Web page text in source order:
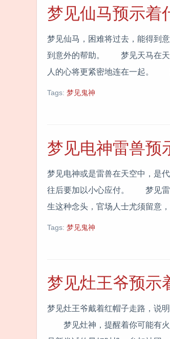
梦见仙马预示着
梦见仙马，困难将过去，能得
到意外的帮助。 梦见天马在天
人的心将更紧密地连在一起。
Tags: 梦见鬼神
梦见电神雷兽预
梦见电神或是雷兽在天空中，是
往后要加以小心应付。 梦见雷
生这种念头，官场人士尤须留意
Tags: 梦见鬼神
梦见灶王爷预示
梦见灶王爷戴着红帽子走路，说
梦见灶神，提醒着你可能有